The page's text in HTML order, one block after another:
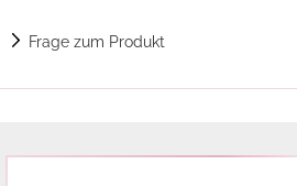
Frage zum Produkt